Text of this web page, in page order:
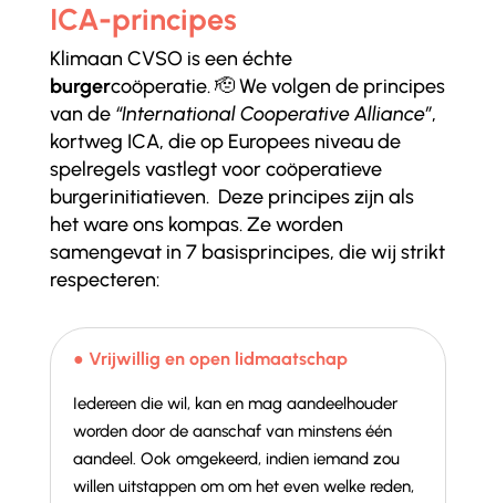
ICA-principes
Klimaan CVSO is een échte
burgercoöperatie. 🫡 We volgen de principes
van de “International Cooperative Alliance”,
kortweg ICA, die op Europees niveau de
spelregels vastlegt voor coöperatieve
burgerinitiatieven. Deze principes zijn als
het ware ons kompas. Ze worden
samengevat in 7 basisprincipes, die wij strikt
respecteren:
● Vrijwillig en open lidmaatschap
Iedereen die wil, kan en mag aandeelhouder
worden door de aanschaf van minstens één
aandeel. Ook omgekeerd, indien iemand zou
willen uitstappen om om het even welke reden,